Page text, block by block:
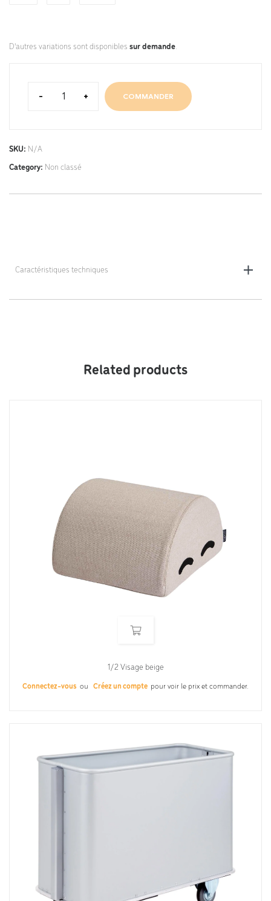
D'autres variations sont disponibles sur demande.
- + COMMANDER
SKU: N/A
Category: Non classé
Caractéristiques techniques
Diamètre : 80 mm
Related products
1/2 Visage beige
Connectez-vous ou Créez un compte pour voir le prix et commander.